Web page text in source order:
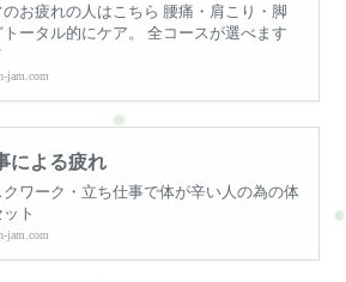
のお疲れの人はこちら 腰痛・肩こり・脚
トータル的にケア。 全コースが選べます
jam.com
による疲れ
クワーク・立ち仕事で体が辛い人の為の体
ット
jam.com